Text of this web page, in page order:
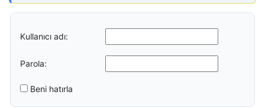
Kullanıcı adı:
Parola:
Beni hatırla